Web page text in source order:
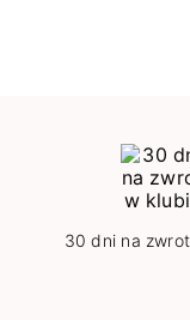
30 dni na